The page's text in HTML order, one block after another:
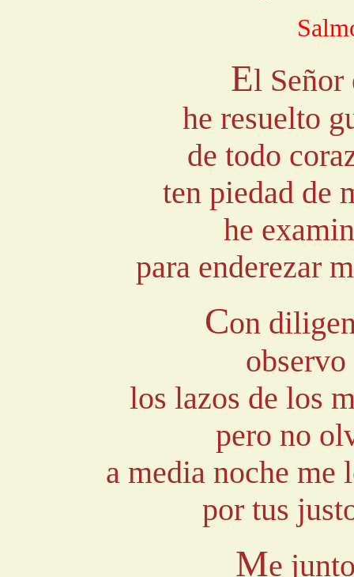
El Señor
he resuelto
de todo
ten piedad de
he
para enderezar
Con
los lazos de los
pero no
a media noche me
por tus
Me